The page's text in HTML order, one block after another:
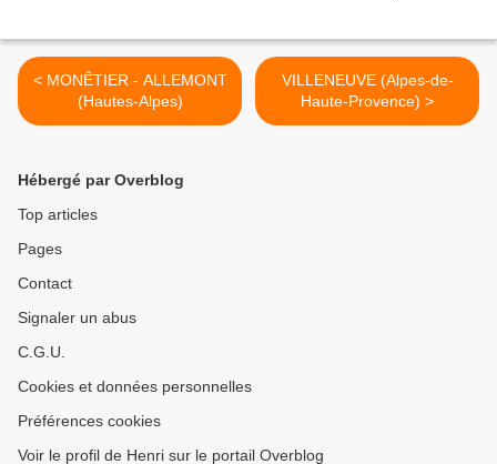
< MONÊTIER - ALLEMONT
(Hautes-Alpes)
VILLENEUVE (Alpes-de-
Haute-Provence) >
Hébergé par Overblog
Top articles
Pages
Contact
Signaler un abus
C.G.U.
Cookies et données personnelles
Préférences cookies
Voir le profil de Henri sur le portail Overblog